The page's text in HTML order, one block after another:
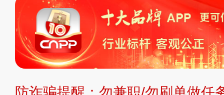
复制、转载、商用。本站不生产产
不代理、不招商、不提供中介服务。
持投资购买的观点或意见，页面信息